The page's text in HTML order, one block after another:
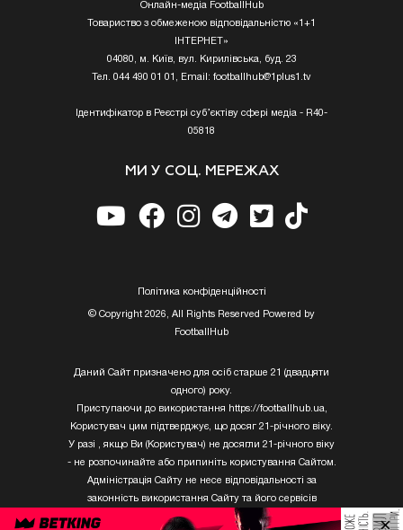
Онлайн-медіа FootballHub
Товариство з обмеженою відповідальністю «1+1
ІНТЕРНЕТ»
04080, м. Київ, вул. Кирилівська, буд. 23
Тел. 044 490 01 01, Email: footballhub@1plus1.tv
Ідентифікатор в Реєстрі суб’єктіву сфері медіа - R40-
05818
МИ У СОЦ. МЕРЕЖАХ
Полiтика конфiденцiйностi
© Copyright 2026, All Rights Reserved Powered by
FootballHub
Даний Сайт призначено для осіб старше 21 (двадцяти
одного) року.
Приступаючи до використання https://footballhub.ua,
Користувач цим підтверджує, що досяг 21-річного віку.
У разі , якщо Ви (Користувач) не досягли 21-річного віку
- не розпочинайте або припиніть користування Сайтом.
Адміністрація Сайту не несе відповідальності за
законність використання Сайту та його сервісів
Користувачем, який не досяг 21-річного віку.
×